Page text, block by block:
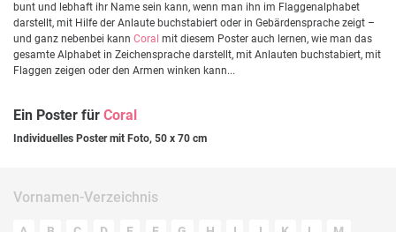
bunt und lebhaft ihr Name sein kann, wenn man ihn im Flaggenalphabet
darstellt, mit Hilfe der Anlaute buchstabiert oder in Gebärdensprache zeigt –
und ganz nebenbei kann Coral mit diesem Poster auch lernen, wie man das
gesamte Alphabet in Zeichensprache darstellt, mit Anlauten buchstabiert, mit
Flaggen zeigen oder den Armen winken kann...
Ein Poster für Coral
Individuelles Poster mit Foto, 50 x 70 cm
Vornamen-Verzeichnis